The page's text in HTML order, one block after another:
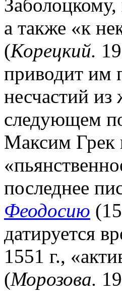
а также «к
(Корецкий.
приводит им
несчастий
следующем
Максим Грек
последнее
Феодосию
датируется
1551 г.,
(Морозова.